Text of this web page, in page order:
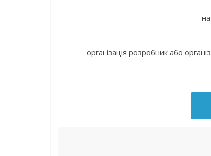
організація розробник або